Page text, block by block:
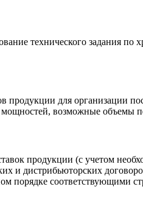
технического задания
для организации
возможные
продукции (с учетом
и дистрибьюторских
порядке соответствующими